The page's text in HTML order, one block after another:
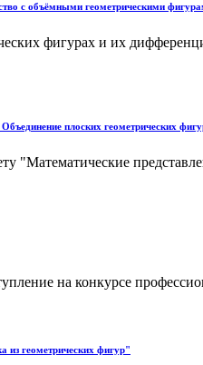
с объёмными геометрическими
фигурах и их
плоских геометрических
"Математические
на конкурсе
из геометрических фигур"